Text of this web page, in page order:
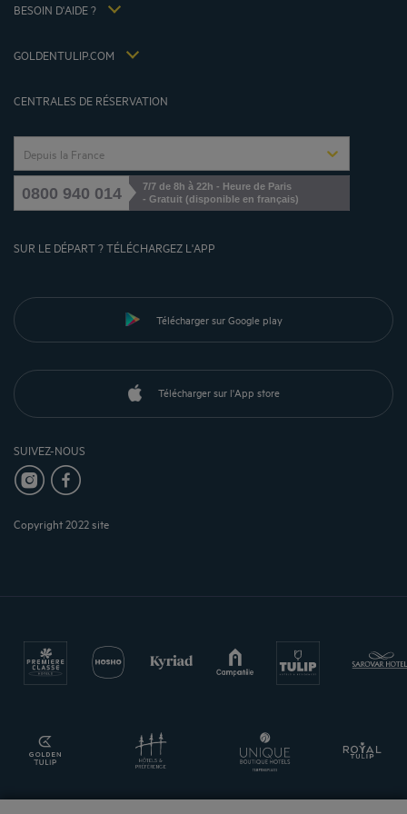
BESOIN D'AIDE ?
FAQ
GOLDENTULIP.COM
Louvre Hotels Group
Déclaration d'accessibilité
CENTRALES DE RÉSERVATION
Depuis la France
0800 940 014
7/7 de 8h à 22h - Heure de Paris
- Gratuit (disponible en français)
SUR LE DÉPART ? TÉLÉCHARGEZ L'APP
Télécharger sur Google play
Télécharger sur l'App store
SUIVEZ-NOUS
Copyright 2022 site